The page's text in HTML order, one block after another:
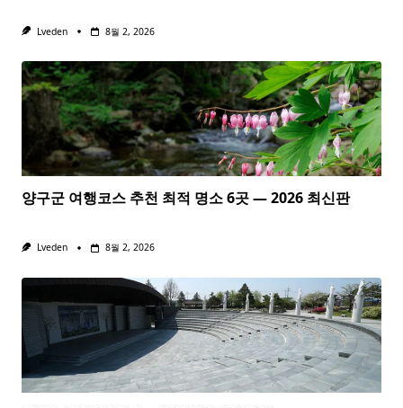
Lveden 8월 2, 2026
양구군 여행코스 추천 최적 명소 6곳 — 2026 최신판
Lveden 8월 2, 2026